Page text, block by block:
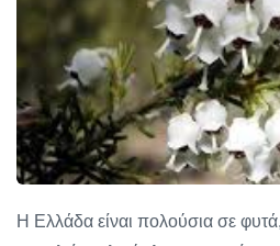
Η Ελλάδα είναι πολούσια σε